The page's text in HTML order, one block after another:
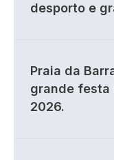
desporto e
Praia da
grande festa
2026.